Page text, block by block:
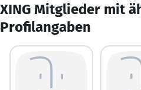
XING Mitglieder mit
Profilangaben